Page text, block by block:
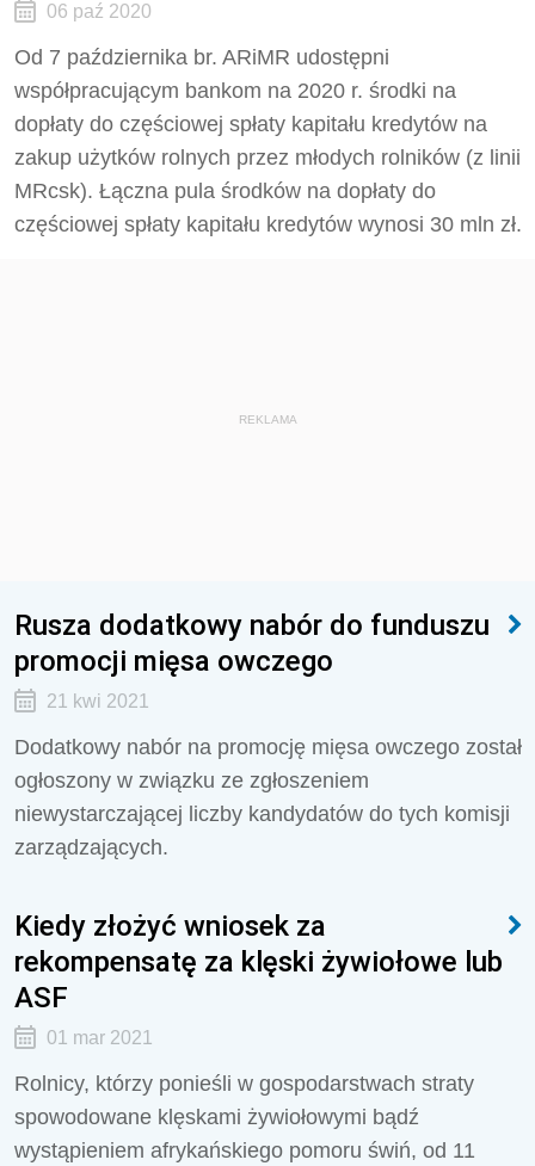
06 paź 2020
Od 7 października br. ARiMR udostępni
współpracującym bankom na 2020 r. środki na
dopłaty do częściowej spłaty kapitału kredytów na
zakup użytków rolnych przez młodych rolników (z linii
MRcsk). Łączna pula środków na dopłaty do
częściowej spłaty kapitału kredytów wynosi 30 mln zł.
REKLAMA
Rusza dodatkowy nabór do funduszu
promocji mięsa owczego
21 kwi 2021
Dodatkowy nabór na promocję mięsa owczego został
ogłoszony w związku ze zgłoszeniem
niewystarczającej liczby kandydatów do tych komisji
zarządzających.
Kiedy złożyć wniosek za
rekompensatę za klęski żywiołowe lub
ASF
01 mar 2021
Rolnicy, którzy ponieśli w gospodarstwach straty
spowodowane klęskami żywiołowymi bądź
wystąpieniem afrykańskiego pomoru świń, od 11